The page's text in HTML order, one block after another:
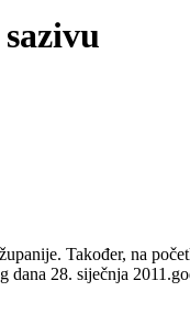
Također, na
dana 28. siječnja